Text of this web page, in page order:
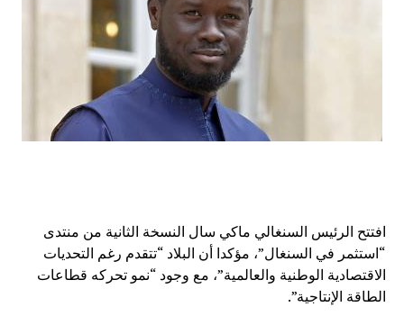
افتتح الرئيس السنغالي ماكي سال النسخة الثانية من منتدى
“استثمر في السنغال”، مؤكدا أن البلاد “تتقدم رغم التحديات
الاقتصادية الوطنية والعالمية”، مع وجود “نمو تحركه قطاعات
الطاقة الإنتاجية”.